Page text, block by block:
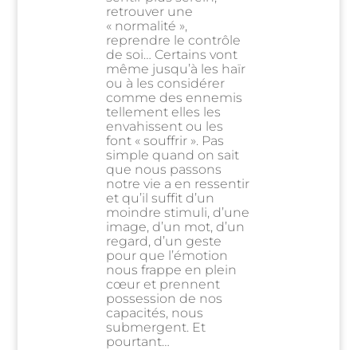
retrouver une
« normalité »,
reprendre le contrôle
de soi… Certains vont
même jusqu’à les haïr
ou à les considérer
comme des ennemis
tellement elles les
envahissent ou les
font « souffrir ». Pas
simple quand on sait
que nous passons
notre vie a en ressentir
et qu’il suffit d’un
moindre stimuli, d’une
image, d’un mot, d’un
regard, d’un geste
pour que l’émotion
nous frappe en plein
cœur et prennent
possession de nos
capacités, nous
submergent. Et
pourtant…